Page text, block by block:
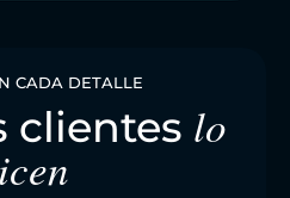
CADA DETALLE
clientes lo